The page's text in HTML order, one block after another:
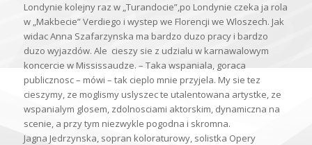
Londynie kolejny raz w „Turandocie”,po Londynie czeka ja rola
w „Makbecie” Verdiego i wystep we Florencji we Wloszech. Jak
widac Anna Szafarzynska ma bardzo duzo pracy i bardzo
duzo wyjazdów. Ale cieszy sie z udzialu w karnawalowym
koncercie w Mississaudze. – Taka wspaniala, goraca
publicznosc – mówi – tak cieplo mnie przyjela. My sie tez
cieszymy, ze moglismy uslyszec te utalentowana artystke, ze
wspanialym glosem, zdolnosciami aktorskim, dynamiczna na
scenie, a przy tym niezwykle pogodna i skromna.
Jagna Jedrzynska, sopran koloraturowy, solistka Opery